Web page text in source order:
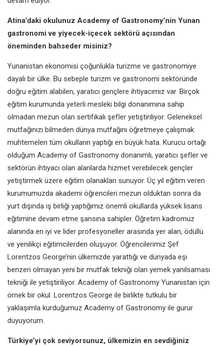
Atina’daki okulunuz Academy of Gastronomy’nin Yunan
gastronomive yiyecek-içecek sektörü açısından
öneminden bahseder misiniz?
Yunanistan ekonomisi çoğunlukla turizme ve gastronomiye
dayalı bir ülke. Bu sebeple turizm ve gastronomi sektöründe
doğru eğitim alabilen, yaratıcı gençlere ihtiyacımız var. Birçok
eğitim kurumunda yeterli mesleki bilgi donanımına sahip
olmadan mezun olan sertifikalı şefler yetiştiriliyor. Geleneksel
mutfağınızı bilmeden dünya mutfağını öğretmeye çalışmak
muhtemelen tüm okulların yaptığı en büyük hata. Kurucu ortağı
olduğum Academy of Gastronomy donanımlı, yaratıcı şefler ve
sektörün ihtiyacı olan alanlarda hizmet verebilecek gençler
yetiştirmek üzere eğitim olanakları sunuyor. Üç yıl eğitim veren
kurumumuzda akademi öğrencileri mezun olduktan sonra da
yurt dışında iş birliği yaptığımız önemli okullarda yüksek lisans
eğitimine devam etme şansına sahipler. Öğretim kadromuz
alanında en iyi ve lider profesyoneller arasında yer alan, ödüllü
ve yenilikçi eğitimcilerden oluşuyor. Öğrencilerimiz Şef
Lorentzos George’nin ülkemizde yarattığı ve dünyada eşi
benzeri olmayan yeni bir mutfak tekniği olan yemek yanılsaması
tekniği ile yetiştiriliyor. Academy of Gastronomy Yunanistan için
örnek bir okul. Lorentzos George ile birlikte tutkulu bir
yaklaşımla kurduğumuz Academy of Gastronomy ile gurur
duyuyorum.
Türkiye’yi çok seviyorsunuz, ülkemizin en sevdiğiniz